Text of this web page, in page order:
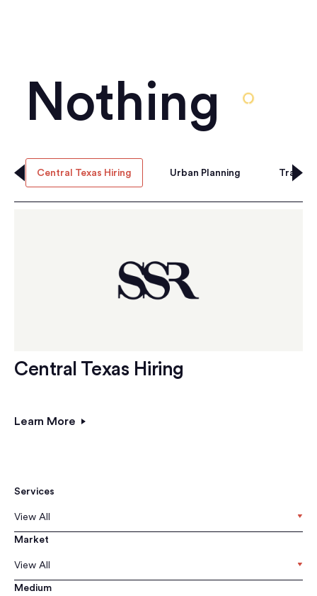
Nothing
Central Texas Hiring Urban Planning
Central Texas Hiring
Learn More
Services
View All
Market
View All
Medium